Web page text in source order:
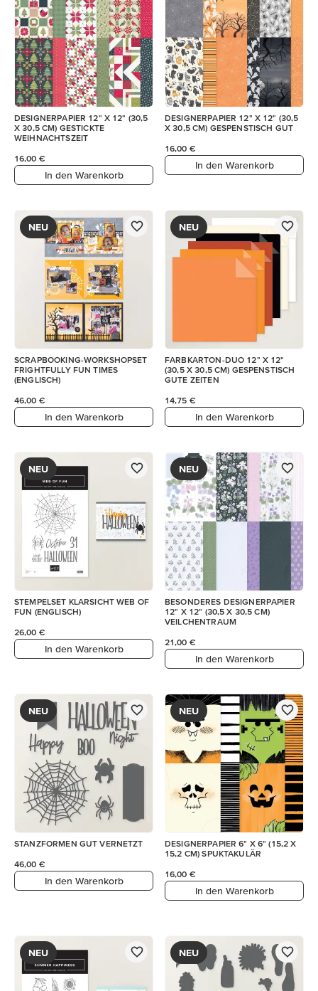
DESIGNERPAPIER 12" X 12" (30,5
X 30,5 CM) GESTICKTE
WEIHNACHTSZEIT
16,00 €
In den Warenkorb
DESIGNERPAPIER 12" X 12" (30,5
X 30,5 CM) GESPENSTISCH GUT
16,00 €
In den Warenkorb
NEU
SCRAPBOOKING-WORKSHOPSET
FRIGHTFULLY FUN TIMES
(ENGLISCH)
46,00 €
In den Warenkorb
NEU
FARBKARTON-DUO 12" X 12"
(30,5 X 30,5 CM) GESPENSTISCH
GUTE ZEITEN
14,75 €
In den Warenkorb
NEU
STEMPELSET KLARSICHT WEB OF
FUN (ENGLISCH)
26,00 €
In den Warenkorb
NEU
BESONDERES DESIGNERPAPIER
12" X 12" (30,5 X 30,5 CM)
VEILCHENTRAUM
21,00 €
In den Warenkorb
NEU
STANZFORMEN GUT VERNETZT
46,00 €
In den Warenkorb
NEU
DESIGNERPAPIER 6" X 6" (15,2 X
15,2 CM) SPUKTAKULÄR
16,00 €
In den Warenkorb
NEU NEU